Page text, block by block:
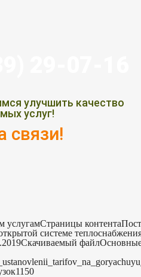
улучшить качество
услуг!
связи!
системе